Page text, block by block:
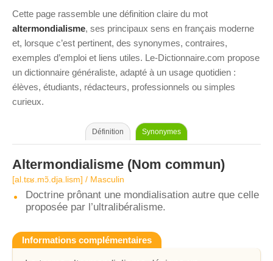
Cette page rassemble une définition claire du mot
altermondialisme, ses principaux sens en français moderne
et, lorsque c’est pertinent, des synonymes, contraires,
exemples d’emploi et liens utiles. Le-Dictionnaire.com propose
un dictionnaire généraliste, adapté à un usage quotidien :
élèves, étudiants, rédacteurs, professionnels ou simples
curieux.
Définition Synonymes
Altermondialisme (Nom commun)
[al.tɛʁ.mɔ̃.dja.lism] / Masculin
Doctrine prônant une mondialisation autre que celle
proposée par l’ultralibéralisme.
Informations complémentaires